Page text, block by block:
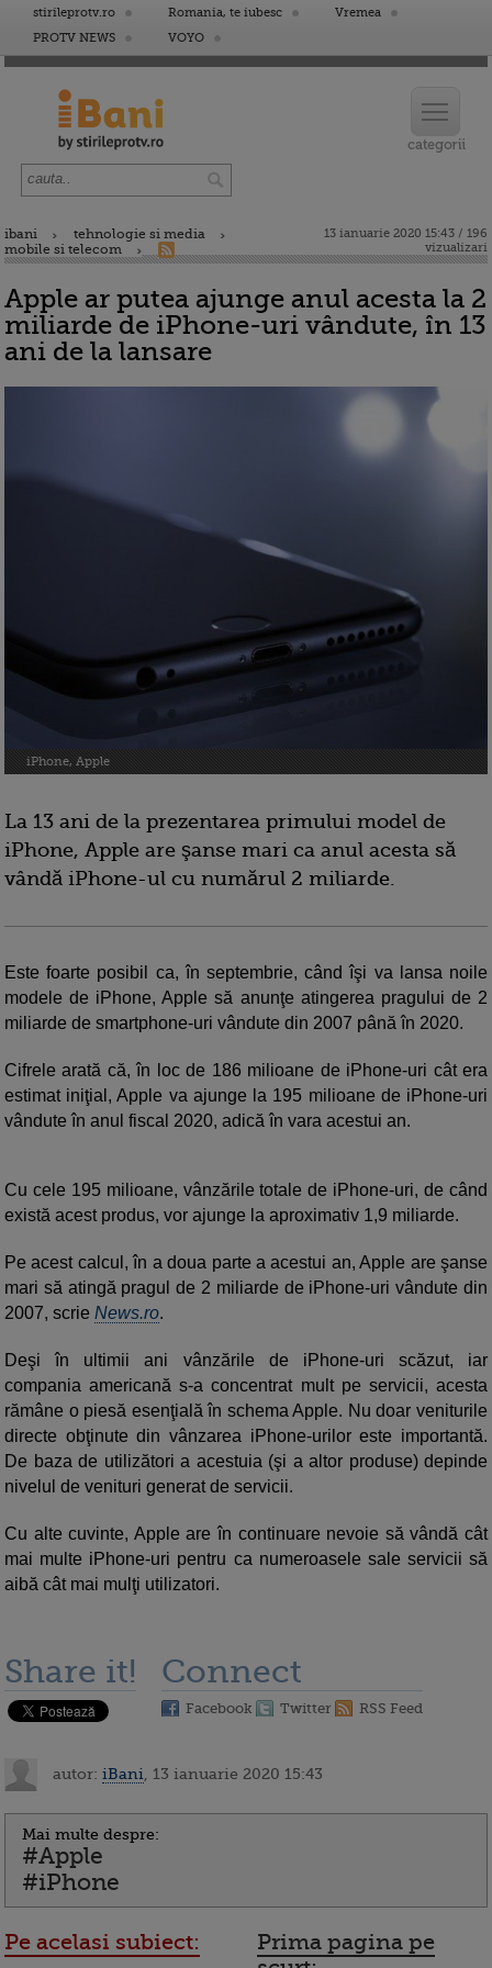
stirileprotv.ro Romania, te iubesc
Vremea
PROTV NEWS
VOYO
ibani
tehnologie si media
mobile si telecom
13 ianuarie 2020 15:43 / 196
vizualizari
Apple ar putea ajunge anul acesta la 2
miliarde de iPhone-uri vândute, în 13
ani de la lansare
iPhone, Apple
La 13 ani de la prezentarea primului model de
iPhone, Apple are şanse mari ca anul acesta să
vândă iPhone-ul cu numărul 2 miliarde.
Este foarte posibil ca, în septembrie, când îşi va lansa noile
modele de iPhone, Apple să anunţe atingerea pragului de 2
miliarde de smartphone-uri vândute din 2007 până în 2020.
Cifrele arată că, în loc de 186 milioane de iPhone-uri cât era
estimat iniţial, Apple va ajunge la 195 milioane de iPhone-uri
vândute în anul fiscal 2020, adică în vara acestui an.
Cu cele 195 milioane, vânzările totale de iPhone-uri, de când
există acest produs, vor ajunge la aproximativ 1,9 miliarde.
Pe acest calcul, în a doua parte a acestui an, Apple are şanse
mari să atingă pragul de 2 miliarde de iPhone-uri vândute din
2007, scrie News.ro.
Deşi în ultimii ani vânzările de iPhone-uri scăzut, iar
compania americană s-a concentrat mult pe servicii, acesta
rămâne o piesă esenţială în schema Apple. Nu doar veniturile
directe obţinute din vânzarea iPhone-urilor este importantă.
De baza de utilizători a acestuia (şi a altor produse) depinde
nivelul de venituri generat de servicii.
Cu alte cuvinte, Apple are în continuare nevoie să vândă cât
mai multe iPhone-uri pentru ca numeroasele sale servicii să
aibă cât mai mulţi utilizatori.
Share it! Connect
Facebook Twitter RSS Feed
autor: iBani , 13 ianuarie 2020 15:43
Mai multe despre:
#Apple
#iPhone
Pe acelasi subiect:
Prima pagina pe